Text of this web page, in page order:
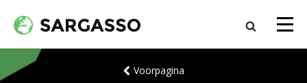
Voorpagina